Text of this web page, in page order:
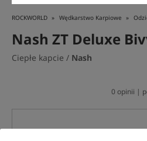
ROCKWORLD Wędkarstwo Karpiowe
Nash ZT Deluxe
Ciepłe kapcie / Nash
0 opinii |